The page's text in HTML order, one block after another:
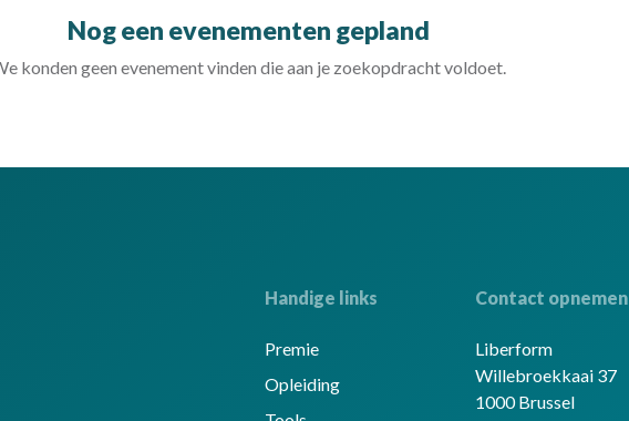
Nog een evenementen gepland
konden geen evenement vinden die aan je zoekopdracht voldoet.
Handige links
Premie
Opleiding
Contact opnemen
Liberform
Willebroekkaai 37
1000 Brussel